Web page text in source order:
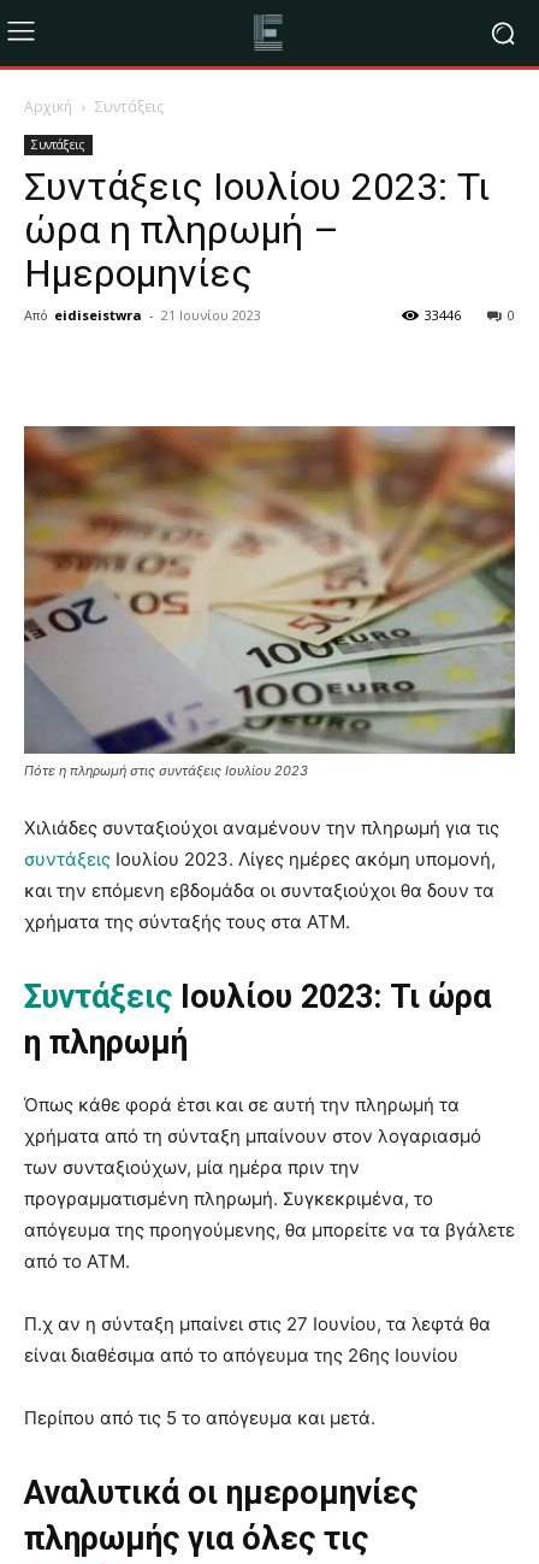
Αρχική Συντάξεις
Συντάξεις
Συντάξεις Ιουλίου 2023: Τι
ώρα η πληρωμή –
Ημερομηνίες
Από eidiseistwra - 21 Ιουνίου 2023 0
33446
Πότε η πληρωμή στις συντάξεις Ιουλίου 2023
Χιλιάδες συνταξιούχοι αναμένουν την πληρωμή για τις
συντάξεις Ιουλίου 2023. Λίγες ημέρες ακόμη υπομονή,
και την επόμενη εβδομάδα οι συνταξιούχοι θα δουν τα
χρήματα της σύνταξής τους στα ΑΤΜ.
Συντάξεις Ιουλίου 2023: Τι ώρα
η πληρωμή
Όπως κάθε φορά έτσι και σε αυτή την πληρωμή τα
χρήματα από τη σύνταξη μπαίνουν στον λογαριασμό
των συνταξιούχων, μία ημέρα πριν την
προγραμματισμένη πληρωμή. Συγκεκριμένα, το
απόγευμα της προηγούμενης, θα μπορείτε να τα βγάλετε
από το ΑΤΜ.
Π.χ αν η σύνταξη μπαίνει στις 27 Ιουνίου, τα λεφτά θα
είναι διαθέσιμα από το απόγευμα της 26ης Ιουνίου
Περίπου από τις 5 το απόγευμα και μετά.
Αναλυτικά οι ημερομηνίες
πληρωμής για όλες τις